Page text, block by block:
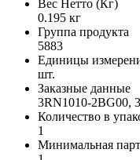
Вес Нетто (Кг)
0.195 кг
Группа продукта
5883
Единицы
шт.
Заказные данные
3RN1010-2BG00,
Количество в
1
Минимальная